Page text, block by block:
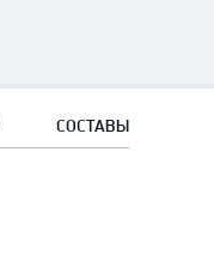
СОСТАВЫ